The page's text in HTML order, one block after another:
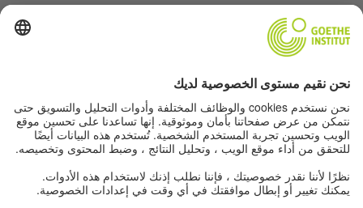
ملتقى "اللغة الألمانية من أجلك"
تعلم الألمانية مجانًا
دورات اللغة الألمانية في معهد غوته
Lehrkräfteportal „Deutschstunde“
الخصوصية وإمكانية الوصول
إعدادات الخصوصية